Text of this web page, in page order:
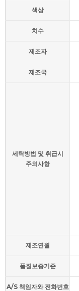
색상
치수
제조자
제조국
세탁방법 및 취급시
주의사항
제조연월
품질보증기준
A/S 책임자와 전화번호